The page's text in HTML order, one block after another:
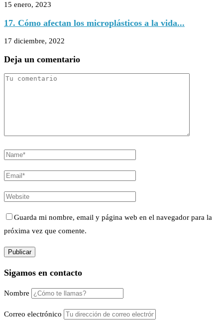
15 enero, 2023
17. Cómo afectan los microplásticos a la vida...
17 diciembre, 2022
Deja un comentario
Guarda mi nombre, email y página web en el navegador para la
próxima vez que comente.
Sigamos en contacto
Nombre
Correo electrónico